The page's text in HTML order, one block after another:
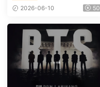
凯莉·米洛：Tension巡回演唱
P5.1.H264][MKV/4.80 GiB]
2026-06-10 50